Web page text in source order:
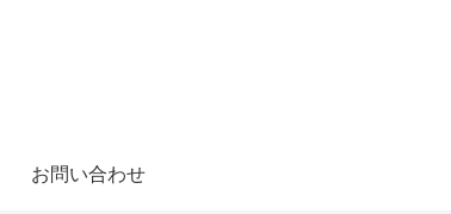
お問い合わせ